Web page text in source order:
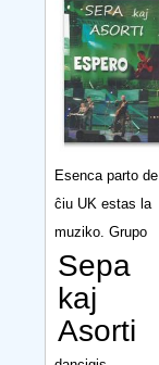
Esenca parto de
ĉiu UK estas la
muziko. Grupo
Sepa
kaj
Asorti